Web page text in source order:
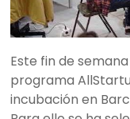
Este fin de
programa
incubación en